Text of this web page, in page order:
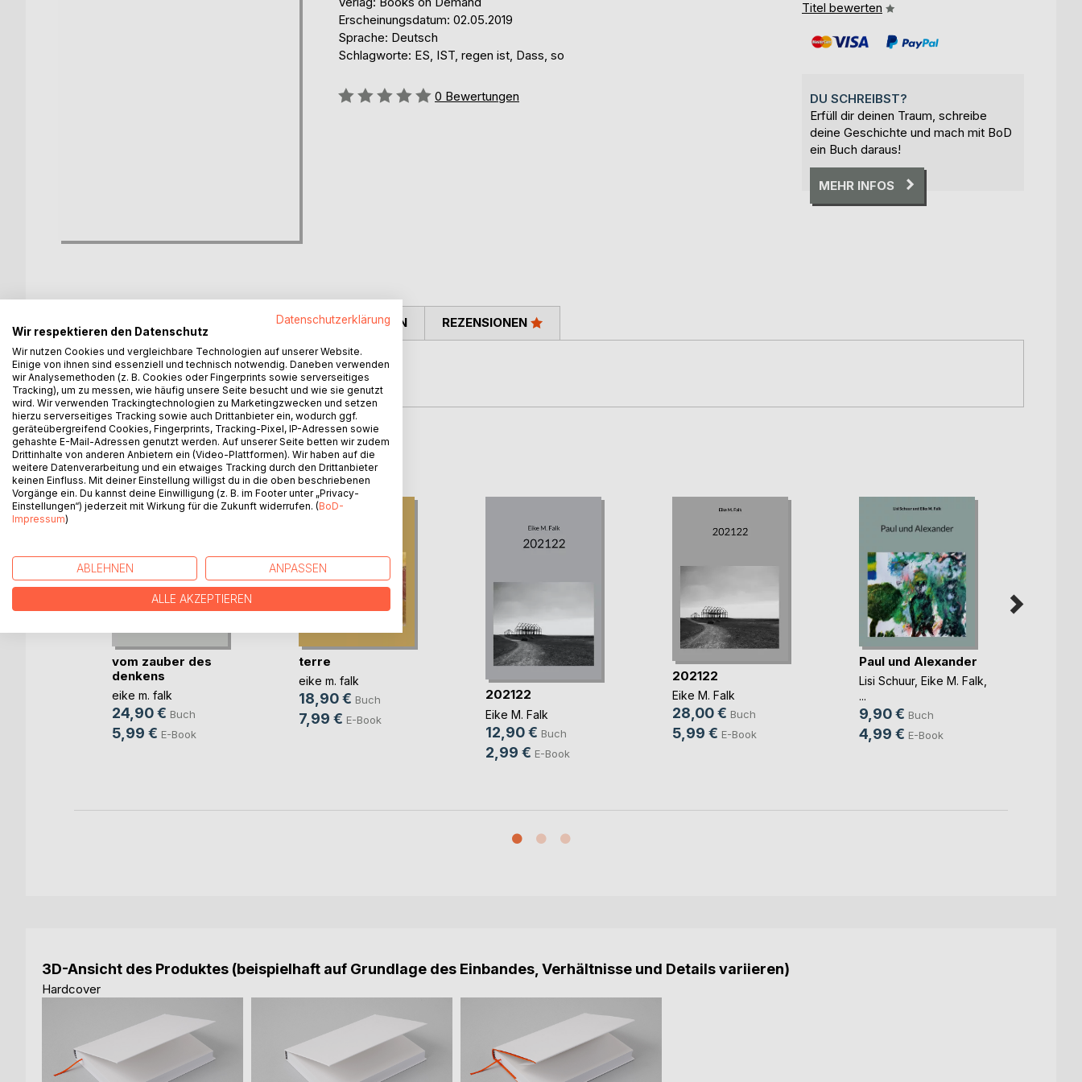
Erscheinungsdatum: 02.05.2019
Sprache: Deutsch
Schlagworte: ES, IST, regen ist, Dass, so
Bewertung::
0 Bewertungen
Titel bewerten
DU SCHREIBST?
Erfüll dir deinen Traum, schreibe
deine Geschichte und mach mit BoD
ein Buch daraus!
MEHR INFOS
BESCHREIBUNG
zweiter band der gedankentrilogie:
gedanken, die sich nicht träumen lassen
PRESSESTIMMEN REZENSIONEN
WEITERE TITEL BEIBoD
vom zauber des
denkens
eike m. falk
24,90 € Buch
5,99 € E-Book
terre
eike m. falk
18,90 € Buch
7,99 € E-Book
202122
Eike M. Falk
12,90 € Buch
2,99 € E-Book
202122
Eike M. Falk
28,00 € Buch
5,99 € E-Book
Paul und Alexander
Lisi Schuur, Eike M. Falk,
...
9,90 € Buch
4,99 € E-Book
3D-Ansicht des Produktes (beispielhaft auf Grundlage des Einbandes, Verhältnisse und Details variieren)
Hardcover
Datenschutzerklärung
Wir respektieren den Datenschutz
Wir nutzen Cookies und vergleichbare Technologien auf unserer Website.
Einige von ihnen sind essenziell und technisch notwendig. Daneben verwenden
wir Analysemethoden (z. B. Cookies oder Fingerprints sowie serverseitiges
Tracking), um zu messen, wie häufig unsere Seite besucht und wie sie genutzt
wird. Wir verwenden Trackingtechnologien zu Marketingzwecken und setzen
hierzu serverseitiges Tracking sowie auch Drittanbieter ein, wodurch ggf.
geräteübergreifend Cookies, Fingerprints, Tracking-Pixel, IP-Adressen sowie
gehashte E-Mail-Adressen genutzt werden. Auf unserer Seite betten wir zudem
Drittinhalte von anderen Anbietern ein (Video-Plattformen). Wir haben auf die
weitere Datenverarbeitung und ein etwaiges Tracking durch den Drittanbieter
keinen Einfluss. Mit deiner Einstellung willigst du in die oben beschriebenen
Vorgänge ein. Du kannst deine Einwilligung (z. B. im Footer unter „Privacy-
Einstellungen“) jederzeit mit Wirkung für die Zukunft widerrufen. (BoD-
Impressum)
ABLEHNEN ANPASSEN
ALLE AKZEPTIEREN